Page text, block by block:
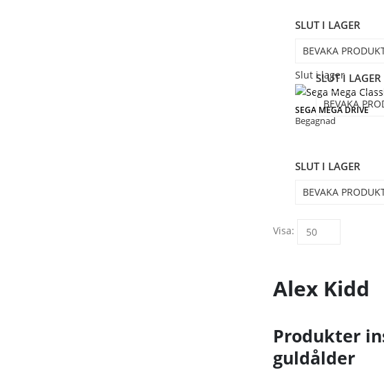
SLUT I LAGER
BEVAKA
Slut i lager
SEGA MEGA DRIVE
Begagnad
SLUT I LAGER
BEVAKA
SLUT I LAGER
BEVAKA
Visa:
Alex Kidd
Produkter
guldålder